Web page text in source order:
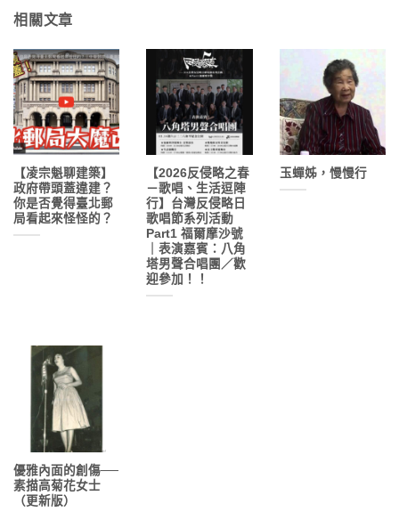
相關文章
【凌宗魁聊建築】
政府帶頭蓋違建？
你是否覺得臺北郵
局看起來怪怪的？
【2026反侵略之春
－歌唱、生活逗陣
行】台灣反侵略日
歌唱節系列活動
Part1 福爾摩沙號
｜表演嘉賓：八角
塔男聲合唱團／歡
迎參加！！
玉蟬姊，慢慢行
優雅內面的創傷──
素描高菊花女士
（更新版）